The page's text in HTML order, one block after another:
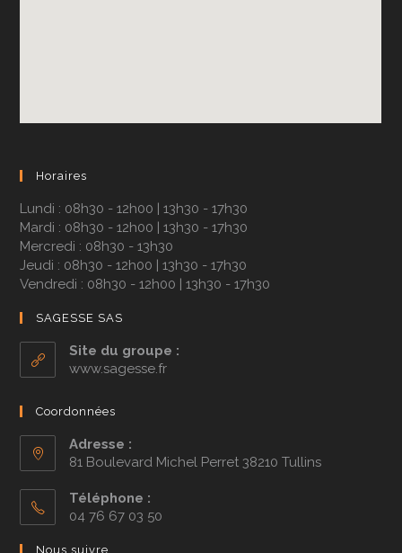
Horaires
Lundi : 08h30 - 12h00 | 13h30 - 17h30
Mardi : 08h30 - 12h00 | 13h30 - 17h30
Mercredi : 08h30 - 13h30
Jeudi : 08h30 - 12h00 | 13h30 - 17h30
Vendredi : 08h30 - 12h00 | 13h30 - 17h30
SAGESSE SAS
Site du groupe :
www.sagesse.fr
Coordonnées
Adresse :
81 Boulevard Michel Perret 38210 Tullins
Téléphone :
04 76 67 03 50
Nous suivre